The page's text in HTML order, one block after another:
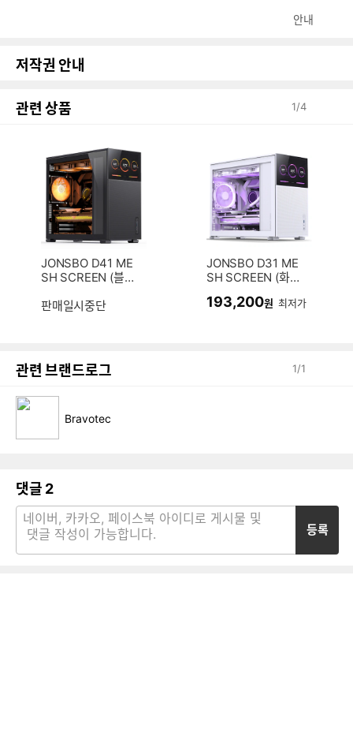
안내
저작권 안내
관련 상품 1/4
JONSBO D41 ME
SH SCREEN (블
판매일시중단
JONSBO D31 ME
SH SCREEN (화이
193,200원 최저가
관련 브랜드로그 1/1
Bravotec
댓글 2
등록